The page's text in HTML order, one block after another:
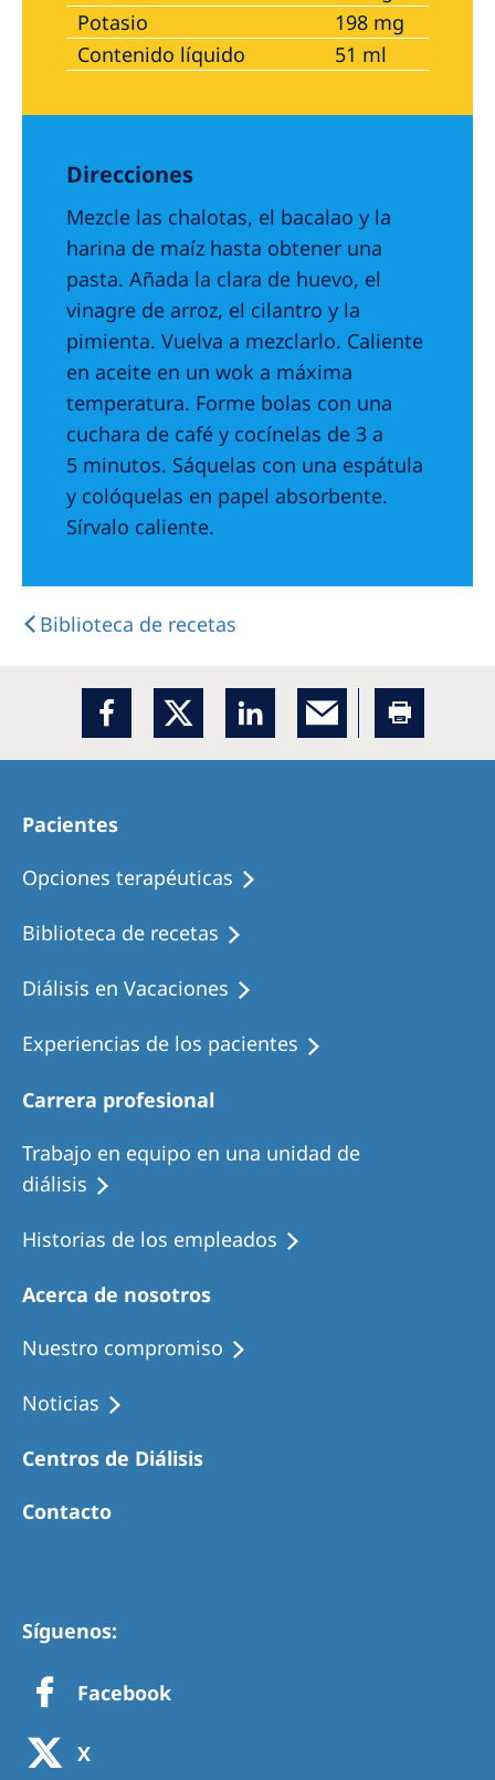
Potasio
198 mg
Contenido líquido
51 ml
Direcciones
Mezcle las chalotas, el bacalao y la
harina de maíz hasta obtener una
pasta. Añada la clara de huevo, el
vinagre de arroz, el cilantro y la
pimienta. Vuelva a mezclarlo. Caliente
en aceite en un wok a máxima
temperatura. Forme bolas con una
cuchara de café y cocínelas de 3 a
5 minutos. Sáquelas con una espátula
y colóquelas en papel absorbente.
Sírvalo caliente.
Biblioteca de recetas
Pacientes
Opciones terapéuticas
Biblioteca de recetas
Diálisis en Vacaciones
Experiencias de los pacientes
Carrera profesional
Trabajo en equipo en una unidad de
diálisis
Historias de los empleados
Acerca de nosotros
Nuestro compromiso
Noticias
Centros de Diálisis
Contacto
Síguenos:
Facebook
X